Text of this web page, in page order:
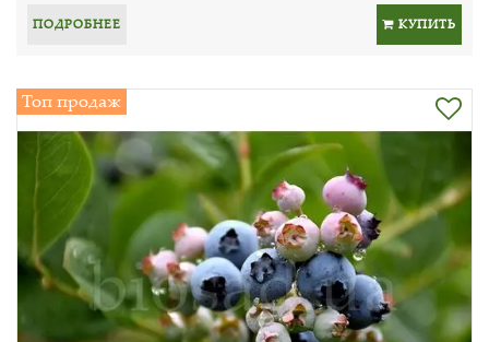
ПОДРОБНЕЕ КУПИТЬ
Топ продаж